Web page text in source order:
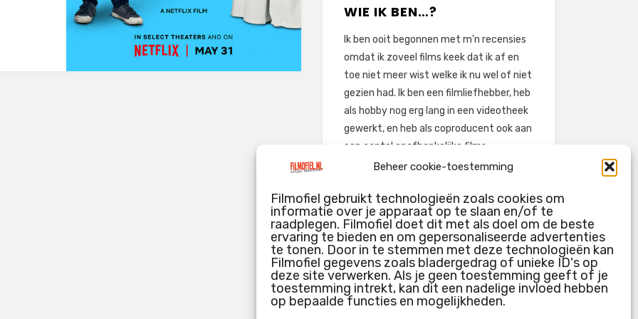
Beheer cookie-toestemming
Filmofiel gebruikt technologieën zoals cookies om
informatie over je apparaat op te slaan en/of te
raadplegen. Filmofiel doet dit met als doel om de beste
ervaring te bieden en om gepersonaliseerde advertenties
te tonen. Door in te stemmen met deze technologieën kan
Filmofiel gegevens zoals bladergedrag of unieke ID's op
deze site verwerken. Als je geen toestemming geeft of je
toestemming intrekt, kan dit een nadelige invloed hebben
op bepaalde functies en mogelijkheden.
WIE IK BEN…?
Ik ben ooit begonnen met m’n recensies
omdat ik zoveel films keek dat ik af en
toe niet meer wist welke ik nu wel of niet
gezien had. Ik ben een filmliefhebber, heb
als hobby nog erg lang in een videotheek
gewerkt, en heb als coproducent ook aan
een aantal onafhankelijke films
meegewerkt.
pretentieloze uitbreidingen van m’n
voormalige ‘videotheek-geouwehoer’,
aangevuld met een groeiende kennis
over de kunde én de kunst van het
maken van film.